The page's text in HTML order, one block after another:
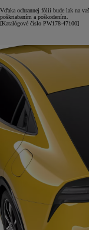
Vďaka ochrannej fólii bude lak na
poškriabaním a poškodením.
[Katalógové číslo PW178-47100]